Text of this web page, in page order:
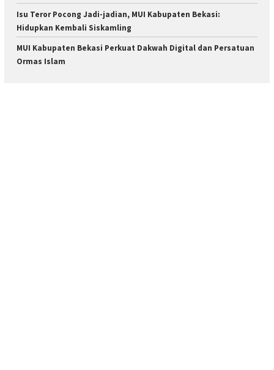
Isu Teror Pocong Jadi-jadian, MUI Kabupaten Bekasi:
Hidupkan Kembali Siskamling
MUI Kabupaten Bekasi Perkuat Dakwah Digital dan Persatuan
Ormas Islam